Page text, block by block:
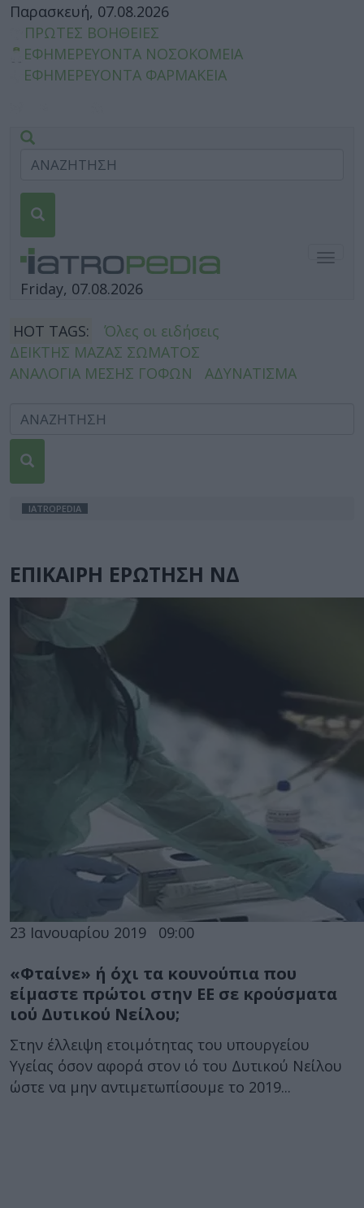
Παρασκευή, 07.08.2026
ΠΡΩΤΕΣ ΒΟΗΘΕΙΕΣ
ΕΦΗΜΕΡΕΥΟΝΤΑ ΝΟΣΟΚΟΜΕΙΑ
ΕΦΗΜΕΡΕΥΟΝΤΑ ΦΑΡΜΑΚΕΙΑ
Friday, 07.08.2026
HOT TAGS:
Όλες οι ειδήσεις
ΔΕΙΚΤΗΣ ΜΑΖΑΣ ΣΩΜΑΤΟΣ
ΑΝΑΛΟΓΙΑ ΜΕΣΗΣ ΓΟΦΩΝ
ΑΔΥΝΑΤΙΣΜΑ
IATROPEDIA
ΕΠΙΚΑΙΡΗ ΕΡΩΤΗΣΗ ΝΔ
23 Ιανουαρίου 2019 09:00
«Φταίνε» ή όχι τα κουνούπια που
είμαστε πρώτοι στην ΕΕ σε κρούσματα
ιού Δυτικού Νείλου;
Στην έλλειψη ετοιμότητας του υπουργείου
Υγείας όσον αφορά στον ιό του Δυτικού Νείλου
ώστε να μην αντιμετωπίσουμε το 2019...